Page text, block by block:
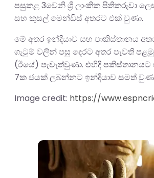
පසුකළ 3වෙනි ශ්‍රී ලාංකික පිතිකරුවා
සහ කුසල් මෙන්ඩිස් අතරට එක් වුණා.
මේ අතර ඉන්දියාව සහ පාකිස්තානය
ගැටුම් වලින් පසු දෙරට අතර පැවති
(ඊයේ) පැවැත්වුණා. එහිදී
7ක ජයක් ලබන්නට ඉන්දියාව සමත්
Image credit: https://